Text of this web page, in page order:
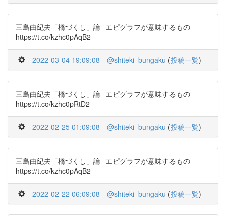
三島由紀夫「橋づくし」論--エピグラフが意味するもの
https://t.co/kzhc0pAqB2
2022-03-04 19:09:08 @shiteki_bungaku (投稿一覧)
三島由紀夫「橋づくし」論--エピグラフが意味するもの
https://t.co/kzhc0pRtD2
2022-02-25 01:09:08 @shiteki_bungaku (投稿一覧)
三島由紀夫「橋づくし」論--エピグラフが意味するもの
https://t.co/kzhc0pAqB2
2022-02-22 06:09:08 @shiteki_bungaku (投稿一覧)